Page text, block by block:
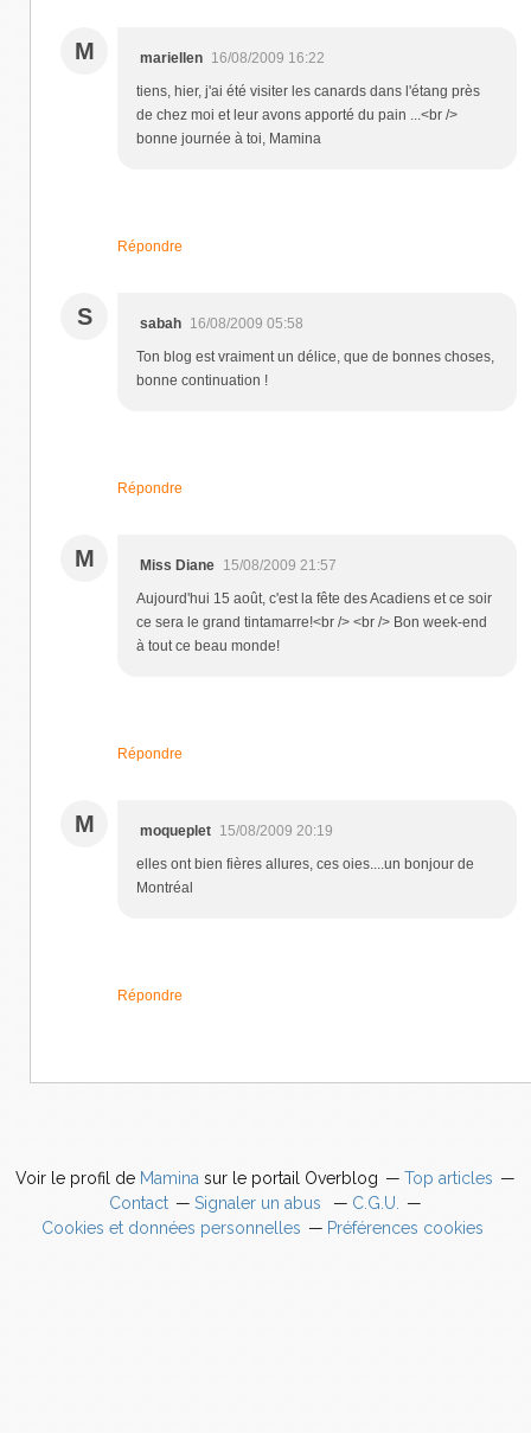
M mariellen 16/08/2009 16:22
tiens, hier, j'ai été visiter les canards dans l'étang près
de chez moi et leur avons apporté du pain ...<br />
bonne journée à toi, Mamina
Répondre
S sabah 16/08/2009 05:58
Ton blog est vraiment un délice, que de bonnes choses,
bonne continuation !
Répondre
M Miss Diane 15/08/2009 21:57
Aujourd'hui 15 août, c'est la fête des Acadiens et ce soir
ce sera le grand tintamarre!<br /> <br /> Bon week-end
à tout ce beau monde!
Répondre
M moqueplet 15/08/2009 20:19
elles ont bien fières allures, ces oies....un bonjour de
Montréal
Répondre
Voir le profil de Mamina sur le portail Overblog
Top articles
Contact
Signaler un abus
C.G.U.
Cookies et données personnelles
Préférences cookies